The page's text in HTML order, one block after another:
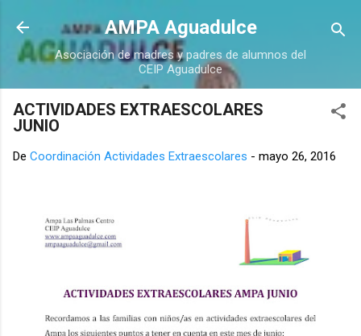
Ir al contenido principal
AMPA Aguadulce
Asociación de madres y padres de alumnos del
CEIP Aguadulce
ACTIVIDADES EXTRAESCOLARES
JUNIO
De Coordinación Actividades Extraescolares - mayo 26, 2016